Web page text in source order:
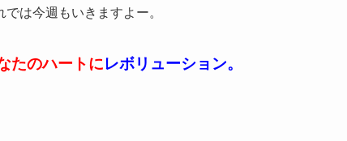
では今週もいきますよー。
たのハートにレボリューション。